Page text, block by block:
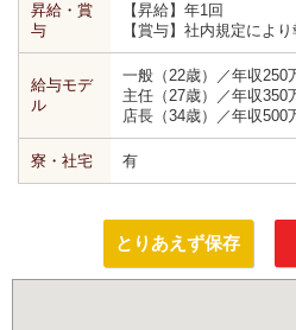
昇給・賞
与
【昇給】年1回
【賞与】社内規定によ
給与モデ
ル
一般（22歳）／年収250
主任（27歳）／年収350
店長（34歳）／年収500
寮・社宅 有
とりあえず保存